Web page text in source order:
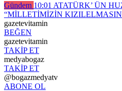
Gündem 10:01 ATATÜRK’ ÜN
“MİLLETİMİZİN
gazetevitamin
BEĞEN
gazetevitamin
TAKİP ET
medyabogaz
TAKİP ET
@bogazmedyatv
ABONE OL